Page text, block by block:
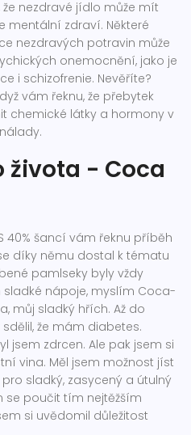
nezdravé jídlo může mít
mentální zdraví. Některé
nezdravých potravin může
onemocnění, jako je
i schizofrenie. Nevěříte?
vám řeknu, že přebytek
chemické látky a hormony v
života - Coca
40% šancí vám řeknu příběh
díky němu dostal k tématu
pamlseky byly vždy
nápoje, myslím Coca-
můj sladký hřích. Až do
že mám diabetes.
jsem zdrcen. Ale pak jsem si
vina. Měl jsem možnost jíst
sladký, zasycený a útulný
se poučit tím nejtěžším
si uvědomil důležitost